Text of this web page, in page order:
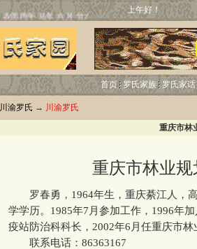
上午好！
首页 罗氏家族 罗氏家话
川渝罗氏 → 川渝罗氏
重庆市林
重庆市林业
罗春勇，1964年生，重庆綦江人，
学学历。1985年7月参加工作，1996年
疫站防治科科长，2002年6月任重庆市
联系电话：86363167